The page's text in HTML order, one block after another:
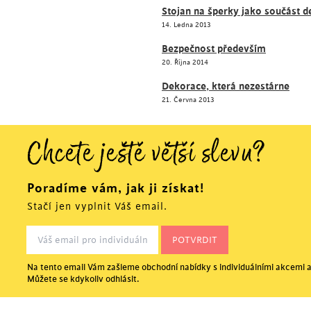
každém interiéru.
Stojan na šperky jako součást
14. Ledna 2013
Bezpečnost především
20. Října 2014
Dekorace, která nezestárne
21. Června 2013
Chcete ještě větší slevu?
Poradíme vám, jak ji získat!
Stačí jen vyplnit Váš email.
Na tento email Vám zašleme obchodní nabídky s individuálními akcemi
Můžete se kdykoliv odhlásit.